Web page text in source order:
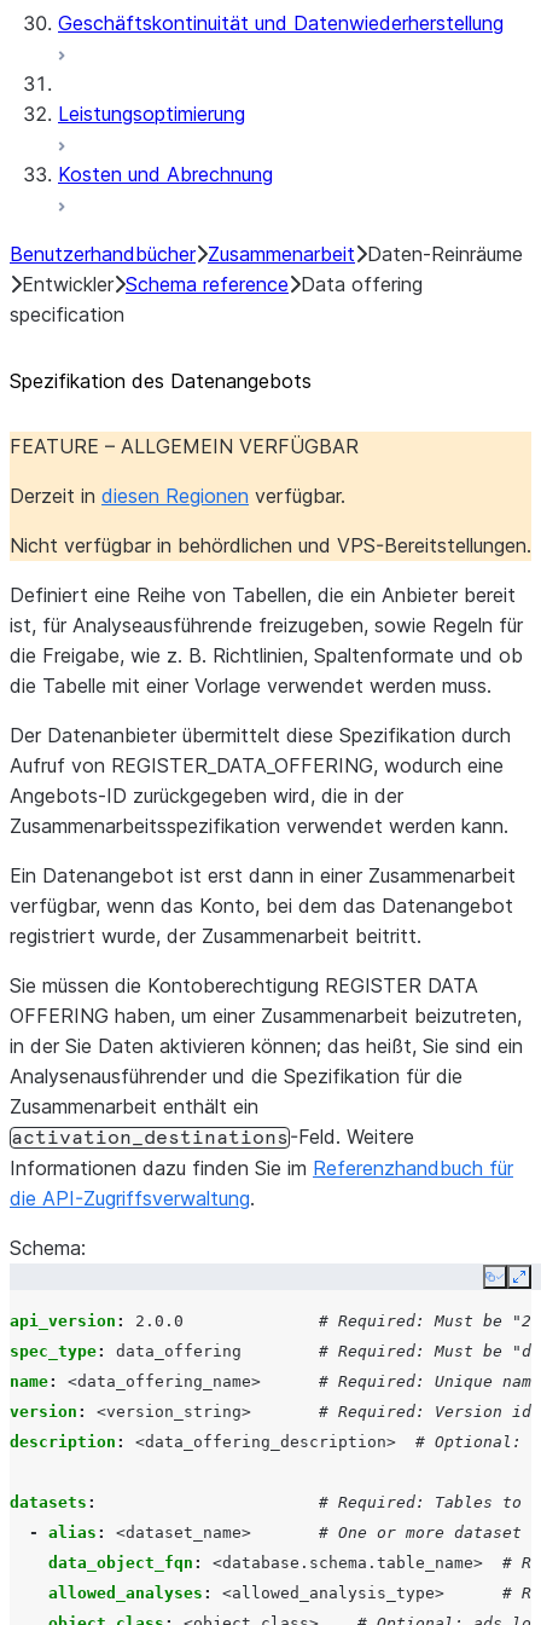
Geschäftskontinuität und Datenwiederherstellung
Leistungsoptimierung
Kosten und Abrechnung
Benutzerhandbücher Zusammenarbeit Daten-Reinräume
Entwickler Schema reference Data offering
specification
Spezifikation des Datenangebots
FEATURE – ALLGEMEIN VERFÜGBAR
Derzeit in diesen Regionen verfügbar.
Nicht verfügbar in behördlichen und VPS-Bereitstellungen.
Definiert eine Reihe von Tabellen, die ein Anbieter bereit
ist, für Analyseausführende freizugeben, sowie Regeln für
die Freigabe, wie z. B. Richtlinien, Spaltenformate und ob
die Tabelle mit einer Vorlage verwendet werden muss.
Der Datenanbieter übermittelt diese Spezifikation durch
Aufruf von REGISTER_DATA_OFFERING, wodurch eine
Angebots-ID zurückgegeben wird, die in der
Zusammenarbeitsspezifikation verwendet werden kann.
Ein Datenangebot ist erst dann in einer Zusammenarbeit
verfügbar, wenn das Konto, bei dem das Datenangebot
registriert wurde, der Zusammenarbeit beitritt.
Sie müssen die Kontoberechtigung REGISTER DATA
OFFERING haben, um einer Zusammenarbeit beizutreten,
in der Sie Daten aktivieren können; das heißt, Sie sind ein
Analysenausführender und die Spezifikation für die
Zusammenarbeit enthält ein
activation_destinations-Feld. Weitere
Informationen dazu finden Sie im Referenzhandbuch für
die API-Zugriffsverwaltung.
Schema:
Copy
api_version : 2.0.0
# Required: Must be
spec_type: data_offering
# Required: Must be
name: <data_offering_name>
# Required: Unique
version : <version_string>
# Required: Version
description : <data_offering_description> # Optional:
datasets :
# Required: Tables to
-
alias : <dataset_name>
# One or more dataset
data_object_fqn : <database.schema.table_name>
#
allowed_analyses : <allowed_analysis_type>
#